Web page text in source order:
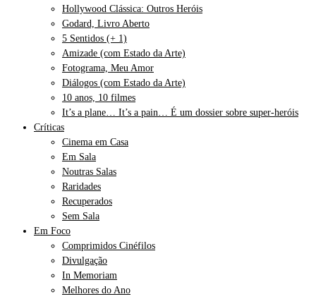
Hollywood Clássica: Outros Heróis
Godard, Livro Aberto
5 Sentidos (+ 1)
Amizade (com Estado da Arte)
Fotograma, Meu Amor
Diálogos (com Estado da Arte)
10 anos, 10 filmes
It’s a plane… It’s a pain… É um dossier sobre super-heróis
Críticas
Cinema em Casa
Em Sala
Noutras Salas
Raridades
Recuperados
Sem Sala
Em Foco
Comprimidos Cinéfilos
Divulgação
In Memoriam
Melhores do Ano